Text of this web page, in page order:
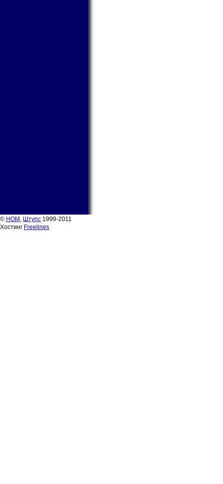
© НОМ , Штупс 1999-2011
Хостинг Freelines